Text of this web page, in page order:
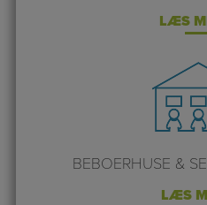
LÆS
BEBOERHUSE &
LÆS